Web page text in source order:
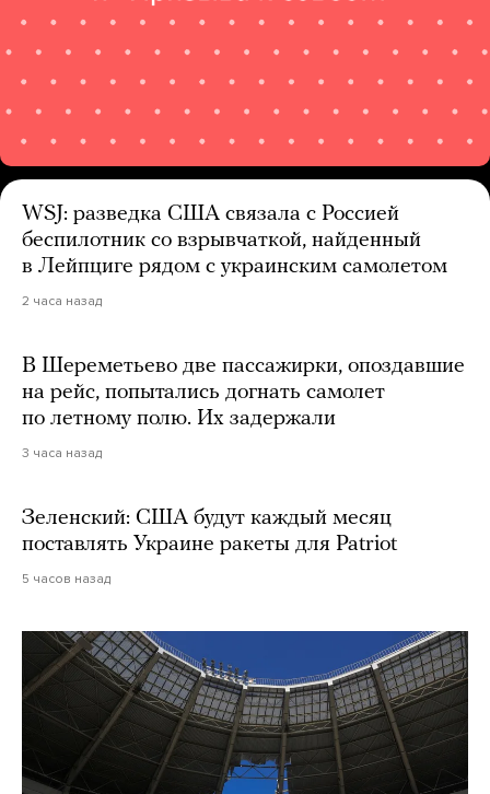
WSJ: разведка США связала с Россией
беспилотник со взрывчаткой, найденный
в Лейпциге рядом с украинским самолетом
2 часа назад
В Шереметьево две пассажирки, опоздавшие
на рейс, попытались догнать самолет
по летному полю. Их задержали
3 часа назад
Зеленский: США будут каждый месяц
поставлять Украине ракеты для Patriot
5 часов назад